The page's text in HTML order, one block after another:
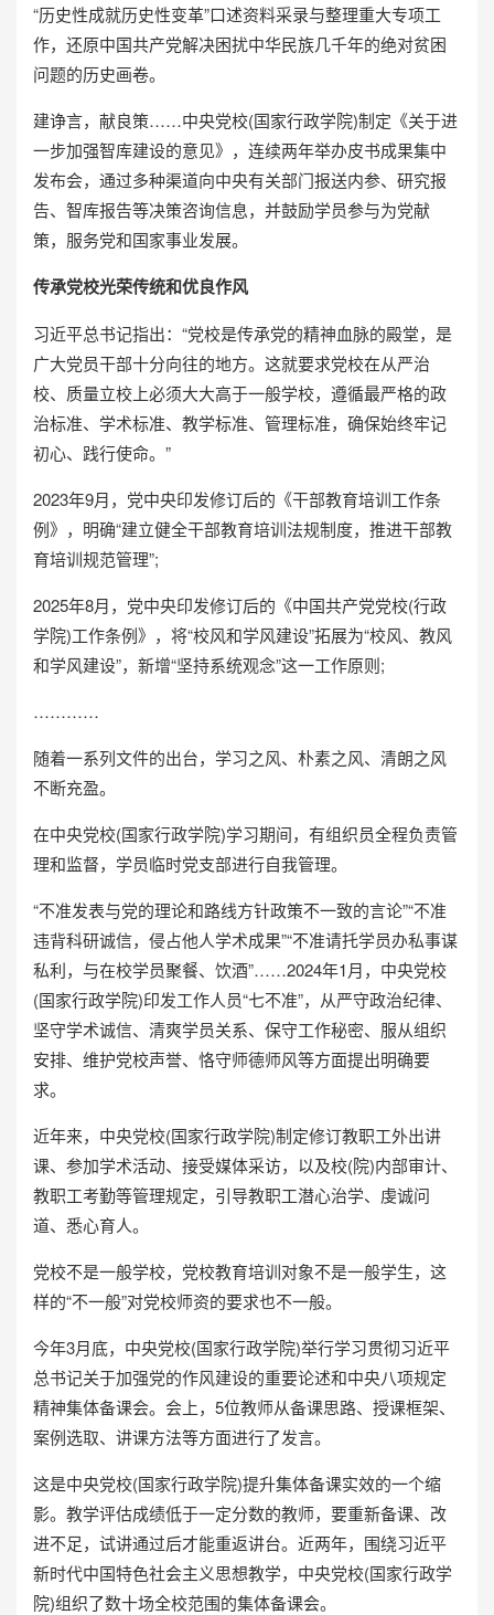
“历史性成就历史性变革”口述资料采录与整理重大专项工
作，还原中国共产党解决困扰中华民族几千年的绝对贫困
问题的历史画卷。
建诤言，献良策……中央党校(国家行政学院)制定《关于进
一步加强智库建设的意见》，连续两年举办皮书成果集中
发布会，通过多种渠道向中央有关部门报送内参、研究报
告、智库报告等决策咨询信息，并鼓励学员参与为党献
策，服务党和国家事业发展。
传承党校光荣传统和优良作风
习近平总书记指出：“党校是传承党的精神血脉的殿堂，是
广大党员干部十分向往的地方。这就要求党校在从严治
校、质量立校上必须大大高于一般学校，遵循最严格的政
治标准、学术标准、教学标准、管理标准，确保始终牢记
初心、践行使命。”
2023年9月，党中央印发修订后的《干部教育培训工作条
例》，明确“建立健全干部教育培训法规制度，推进干部教
育培训规范管理”;
2025年8月，党中央印发修订后的《中国共产党党校(行政
学院)工作条例》，将“校风和学风建设”拓展为“校风、教风
和学风建设”，新增“坚持系统观念”这一工作原则;
…………
随着一系列文件的出台，学习之风、朴素之风、清朗之风
不断充盈。
在中央党校(国家行政学院)学习期间，有组织员全程负责管
理和监督，学员临时党支部进行自我管理。
“不准发表与党的理论和路线方针政策不一致的言论”“不准
违背科研诚信，侵占他人学术成果”“不准请托学员办私事谋
私利，与在校学员聚餐、饮酒”……2024年1月，中央党校
(国家行政学院)印发工作人员“七不准”，从严守政治纪律、
坚守学术诚信、清爽学员关系、保守工作秘密、服从组织
安排、维护党校声誉、恪守师德师风等方面提出明确要
求。
近年来，中央党校(国家行政学院)制定修订教职工外出讲
课、参加学术活动、接受媒体采访，以及校(院)内部审计、
教职工考勤等管理规定，引导教职工潜心治学、虔诚问
道、悉心育人。
党校不是一般学校，党校教育培训对象不是一般学生，这
样的“不一般”对党校师资的要求也不一般。
今年3月底，中央党校(国家行政学院)举行学习贯彻习近平
总书记关于加强党的作风建设的重要论述和中央八项规定
精神集体备课会。会上，5位教师从备课思路、授课框架、
案例选取、讲课方法等方面进行了发言。
这是中央党校(国家行政学院)提升集体备课实效的一个缩
影。教学评估成绩低于一定分数的教师，要重新备课、改
进不足，试讲通过后才能重返讲台。近两年，围绕习近平
新时代中国特色社会主义思想教学，中央党校(国家行政学
院)组织了数十场全校范围的集体备课会。